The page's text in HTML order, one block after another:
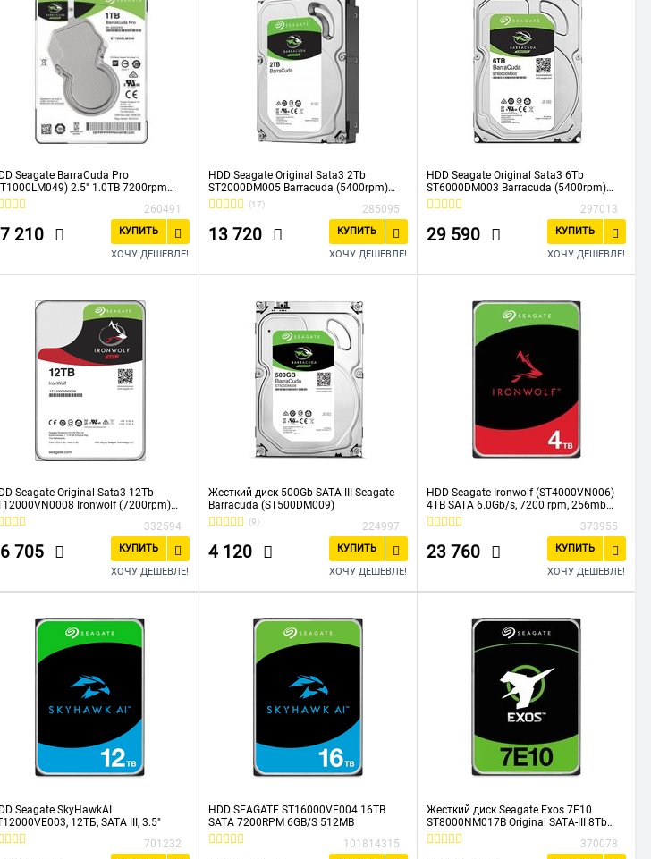
Seagate BarraCuda Pro
2.5" 1.0TB 7200rpm
128MB
260491
210
КУПИТЬ
ХОЧУ ДЕШЕВЛЕ!
HDD Seagate Original Sata3 2Tb
ST2000DM005 Barracuda (5400rpm)
256Mb 3.5"
(17) 285095
13 720
КУПИТЬ
ХОЧУ ДЕШЕВЛЕ!
HDD Seagate Original Sata3 6Tb
ST6000DM003 Barracuda (5400rpm)
256Mb 3.5"
297013
29 590
КУПИТЬ
ХОЧУ ДЕШЕВЛЕ!
Seagate Original Sata3 12Tb
Ironwolf (7200rpm)
3.5"
332594
705
КУПИТЬ
ХОЧУ ДЕШЕВЛЕ!
Жесткий диск 500Gb SATA-III Seagate
Barracuda (ST500DM009)
(9) 224997
4 120
КУПИТЬ
ХОЧУ ДЕШЕВЛЕ!
HDD Seagate Ironwolf (ST4000VN006)
4TB SATA 6.0Gb/s, 7200 rpm, 256mb
buffer, 3.5",для NAS
373955
23 760
КУПИТЬ
ХОЧУ ДЕШЕВЛЕ!
Seagate SkyHawkAI
12ТБ, SATA III, 3.5"
701232
HDD SEAGATE ST16000VE004 16TB
SATA 7200RPM 6GB/S 512MB
101814315
Жесткий диск Seagate Exos 7E10
ST8000NM017B Original SATA-III 8Tb
(7200rpm) 256Mb 3.5"
370078